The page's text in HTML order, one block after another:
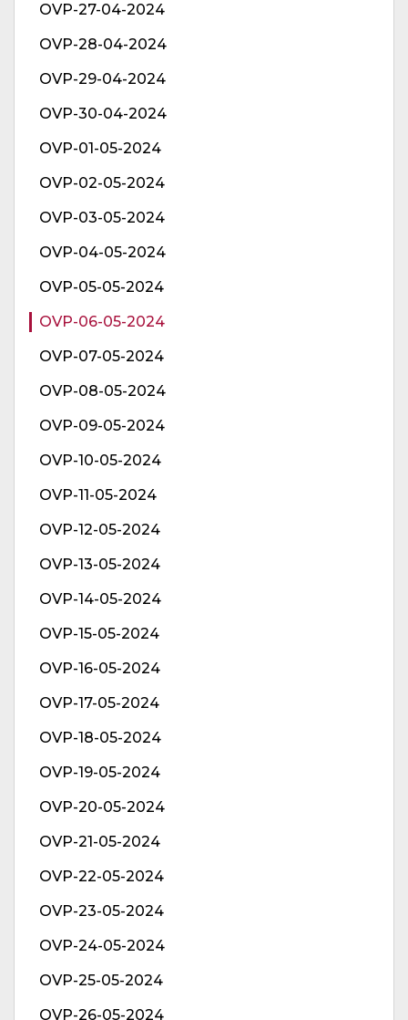
OVP-27-04-2024
OVP-28-04-2024
OVP-29-04-2024
OVP-30-04-2024
OVP-01-05-2024
OVP-02-05-2024
OVP-03-05-2024
OVP-04-05-2024
OVP-05-05-2024
OVP-06-05-2024
OVP-07-05-2024
OVP-08-05-2024
OVP-09-05-2024
OVP-10-05-2024
OVP-11-05-2024
OVP-12-05-2024
OVP-13-05-2024
OVP-14-05-2024
OVP-15-05-2024
OVP-16-05-2024
OVP-17-05-2024
OVP-18-05-2024
OVP-19-05-2024
OVP-20-05-2024
OVP-21-05-2024
OVP-22-05-2024
OVP-23-05-2024
OVP-24-05-2024
OVP-25-05-2024
OVP-26-05-2024